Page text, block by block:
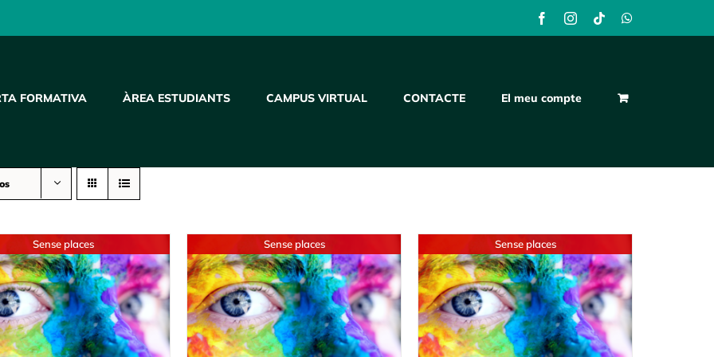
FacebookInstagram
TiktokWhatsApp
FORMATIVA ÀREA ESTUDIANTS CAMPUS VIRTUAL CONTACTE El meu compte
Sense places Sense places Sense places